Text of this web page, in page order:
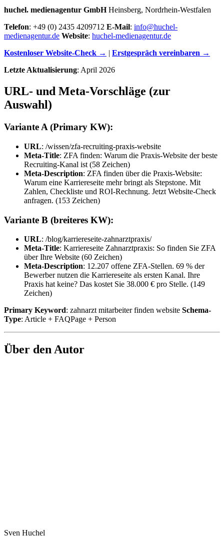
huchel. medienagentur GmbHHeinsberg, Nordrhein-Westfalen
Telefon: +49 (0) 2435 4209712 E-Mail: info@huchel-
medienagentur.de Website: huchel-medienagentur.de
Kostenloser Website-Check → | Erstgespräch vereinbaren →
Letzte Aktualisierung: April 2026
URL- und Meta-Vorschläge (zur
Auswahl)
Variante A (Primary KW):
URL: /wissen/zfa-recruiting-praxis-website
Meta-Title: ZFA finden: Warum die Praxis-Website der beste
Recruiting-Kanal ist (58 Zeichen)
Meta-Description: ZFA finden über die Praxis-Website:
Warum eine Karriereseite mehr bringt als Stepstone. Mit
Zahlen, Checkliste und ROI-Rechnung. Jetzt Website-Check
anfragen. (153 Zeichen)
Variante B (breiteres KW):
URL: /blog/karriereseite-zahnarztpraxis/
Meta-Title: Karriereseite Zahnarztpraxis: So finden Sie ZFA
über Ihre Website (60 Zeichen)
Meta-Description: 12.207 offene ZFA-Stellen. 69 % der
Bewerber nutzen die Karriereseite als ersten Kanal. Ihre
Praxis hat keine? Das kostet Sie 38.000 € pro Stelle. (149
Zeichen)
Primary Keyword: zahnarzt mitarbeiter finden website Schema-
Type: Article + FAQPage + Person
Über den Autor
Sven Huchel